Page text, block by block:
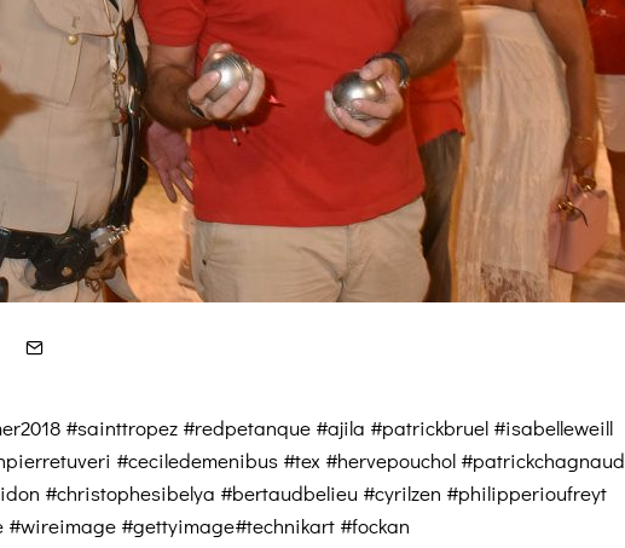
#sainttropez #redpetanque #ajila #patrickbruel #isabelleweill
#ceciledemenibus #tex #hervepouchol #patrickchagnaud
#christophesibelya #bertaudbelieu #cyrilzen #philipperioufreyt
#gettyimage#technikart #fockan